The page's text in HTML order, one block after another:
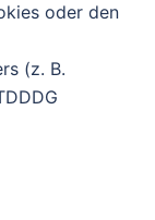
oder den
(z. B.